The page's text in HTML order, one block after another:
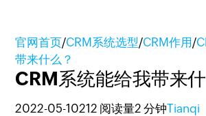
官网首页/CRM系统选型/CRM作用/
带来什么？
CRM系统能给我带来
2022-05-10212 阅读量2 分钟Tianqi